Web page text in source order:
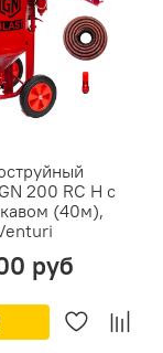
200 RC H с
(40м),
руб